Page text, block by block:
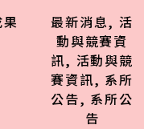
最新消息, 活
動與競賽資
訊, 活動與競
賽資訊, 系所
公告, 系所公
告